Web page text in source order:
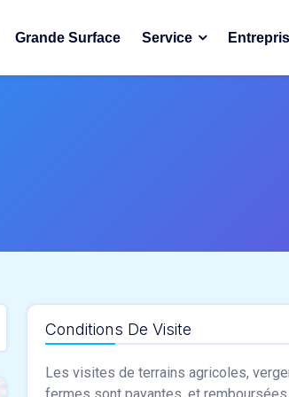
Grande Surface Service
Conditions De Visite
Les visites de terrains agricoles,